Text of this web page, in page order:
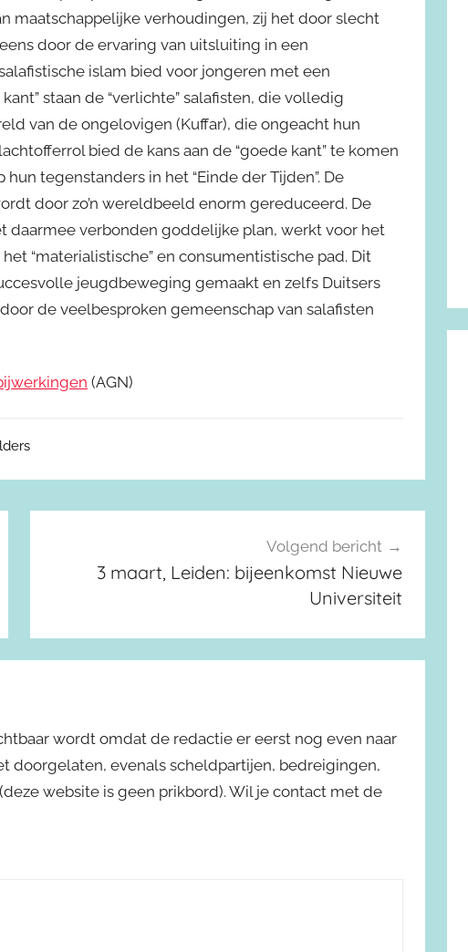
maatschappelijke verhoudingen, zij het door slecht
door de ervaring van uitsluiting in een
islam bied voor jongeren met een
staan de “verlichte” salafisten, die volledig
van de ongelovigen (Kuffar), die ongeacht hun
bied de kans aan de “goede kant” te komen
tegenstanders in het “Einde der Tijden”. De
door zo’n wereldbeeld enorm gereduceerd. De
daarmee verbonden goddelijke plan, werkt voor het
“materialistische” en consumentistische pad. Dit
jeugdbeweging gemaakt en zelfs Duitsers
de veelbesproken gemeenschap van salafisten
(AGN)
Volgend bericht
3 maart, Leiden: bijeenkomst Nieuwe
Universiteit
wordt omdat de redactie er eerst nog even naar
doorgelaten, evenals scheldpartijen, bedreigingen,
website is geen prikbord). Wil je contact met de